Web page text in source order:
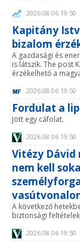
2026.08.06
Kapitány
bizalom
A gazdasági és
is látszik. The post
érzékelhető a
2026.08.06
Fordulat a
Jött egy cáfolat.
2026.08.06
Vitézy Dávid
nem kell
A következő
biztonsági
2026.08.06